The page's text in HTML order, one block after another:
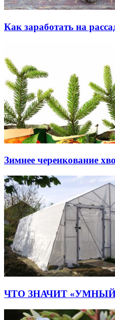
Как заработать на
Зимнее черенкование
ЧТО ЗНАЧИТ